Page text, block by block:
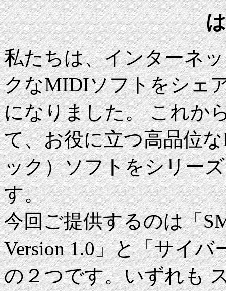
私たちは、インターネ
クなMIDIソフトをシェ
になりました。 これか
て、お役に立つ高品位
ック）ソフトをシリー
す。
今回ご提供するのは「
Version 1.0」と「サイバ
の２つです。いずれも